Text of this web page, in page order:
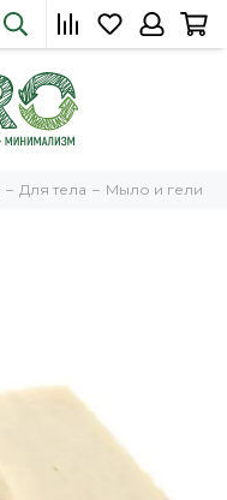
Для тела Мыло и гели